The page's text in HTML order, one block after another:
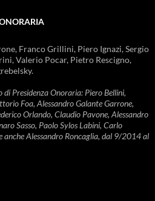
Franco Grillini, Piero Ignazi, Sergio
Valerio Pocar, Pietro Rescigno,
Presidenza Onoraria: Piero Bellini,
Foa, Alessandro Galante Garrone,
Orlando, Claudio Pavone, Alessandro
Sasso, Paolo Sylos Labini, Carlo
Alessandro Roncaglia, dal 9/2014 al